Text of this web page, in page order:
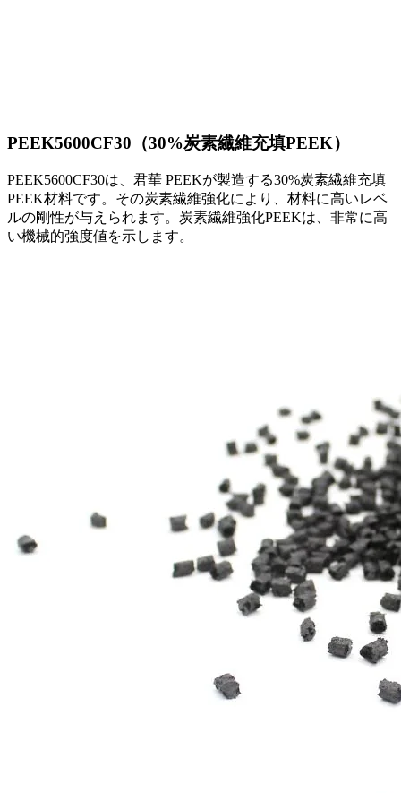
PEEK5600CF30（30%炭素繊維充填PEEK）
PEEK5600CF30は、君華 PEEKが製造する30%炭素繊維充填
PEEK材料です。その炭素繊維強化により、材料に高いレベ
ルの剛性が与えられます。炭素繊維強化PEEKは、非常に高
い機械的強度値を示します。